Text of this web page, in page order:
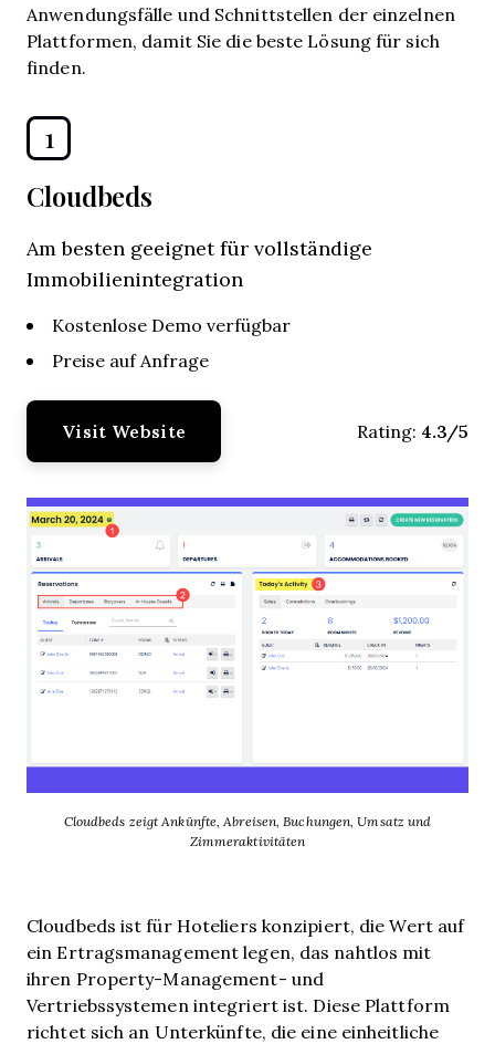
Anwendungsfälle und Schnittstellen der einzelnen
Plattformen, damit Sie die beste Lösung für sich
finden.
1
Cloudbeds
Am besten geeignet für vollständige
Immobilienintegration
Kostenlose Demo verfügbar
Preise auf Anfrage
Visit Website Rating: 4.3/5
Cloudbeds zeigt Ankünfte, Abreisen, Buchungen, Umsatz und
Zimmeraktivitäten
Cloudbeds ist für Hoteliers konzipiert, die Wert auf
ein Ertragsmanagement legen, das nahtlos mit
ihren Property-Management- und
Vertriebssystemen integriert ist. Diese Plattform
richtet sich an Unterkünfte, die eine einheitliche